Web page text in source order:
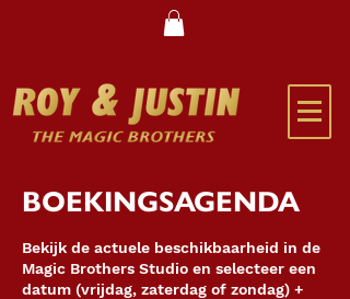
BOEKINGSAGENDA
Bekijk de actuele beschikbaarheid in de
Magic Brothers Studio en selecteer een
datum (vrijdag, zaterdag of zondag) +